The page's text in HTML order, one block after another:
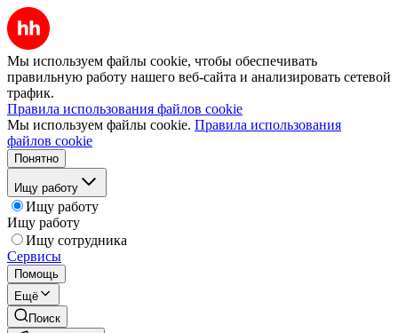
Мы используем файлы cookie, чтобы обеспечивать
правильную работу нашего веб-сайта и анализировать сетевой
трафик.
Правила использования файлов cookie
Мы используем файлы cookie. Правила использования
файлов cookie
Понятно
Ищу работу
Ищу работу
Ищу работу
Ищу сотрудника
Сервисы
Помощь
Ещё
Поиск